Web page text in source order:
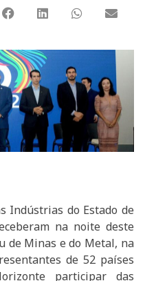
Indústrias do Estado de
na noite deste
de Minas e do Metal, na
de 52 países
participar das